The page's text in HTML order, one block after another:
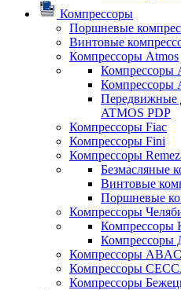
Компрессоры
Поршневые
Винтовые
Компрессоры Atmos
Компрессоры
Компрессоры
Передвижные
ATMOS PDP
Компрессоры Fiac
Компрессоры Fini
Компрессоры
Безмасляные
Винтовые
Поршневые
Компрессоры
Компрессоры
Компрессоры
Компрессоры ABAC
Компрессоры
Компрессоры